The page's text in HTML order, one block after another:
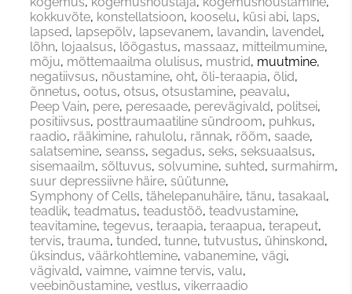
kokkuvõte konstellatsioon kooselu küsi abi laps
lapsed lapsepõlv lapsevanem lavandin lavendel
lõhn lojaalsus lõõgastus massaaz mitteilmumine
mõju mõttemaailma olulisus mustrid muutmine
negatiivsus nõustamine oht õli-teraapia õlid
õnnetus ootus otsus otsustamine peavalu
Peep Vain pere peresaade perevägivald politsei
positiivsus posttraumaatiline sündroom puhkus
raadio rääkimine rahulolu rännak rõõm saade
salatsemine seanss segadus seks seksuaalsus
sisemaailm sõltuvus solvumine suhted surmahirm
suur depressiivne häire süütunne
Symphony of Cells tähelepanuhäire tänu tasakaal
teadlik teadmatus teadustöö teadvustamine
teavitamine tegevus teraapia teraapua terapeut
tervis trauma tunded tunne tutvustus ühinskond
üksindus väärkohtlemine vabanemine vägi
vägivald vaimne vaimne tervis valu
veebinõustamine vestlus vikerraadio